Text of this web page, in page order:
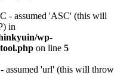
- assumed 'ASC' (this will
in
wp-
on line 5
assumed 'url' (this will throw